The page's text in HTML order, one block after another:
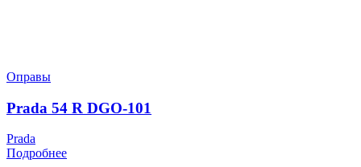
Оправы
Prada 54 R DGO-101
Prada
Подробнее